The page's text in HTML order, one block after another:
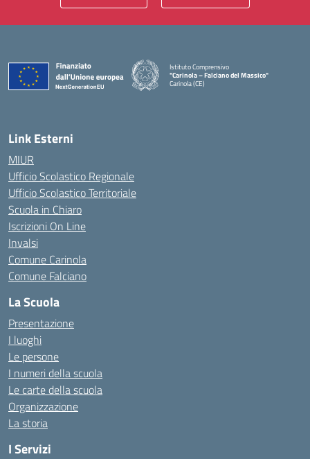
Istituto Comprensivo
"Carinola – Falciano del Massico"
Carinola (CE)
Link Esterni
MIUR
Ufficio Scolastico Regionale
Ufficio Scolastico Territoriale
Scuola in Chiaro
Iscrizioni On Line
Invalsi
Comune Carinola
Comune Falciano
La Scuola
Presentazione
I luoghi
Le persone
I numeri della scuola
Le carte della scuola
Organizzazione
La storia
I Servizi